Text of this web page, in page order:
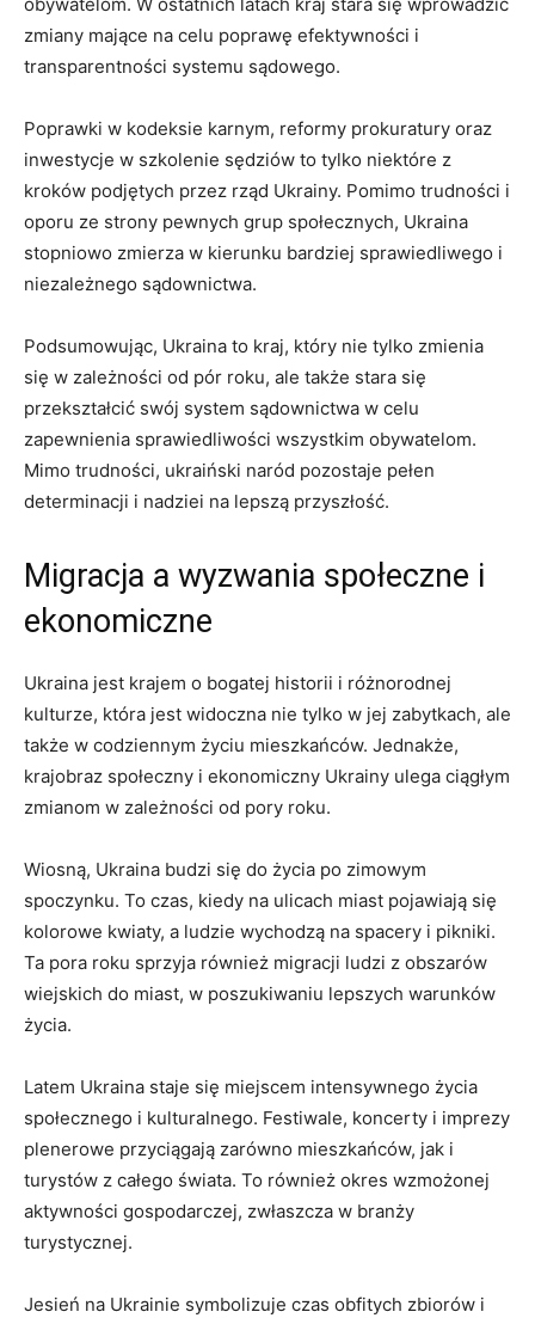
obywatelom. W ostatnich latach‌ kraj stara się wprowadzić
zmiany mające na celu poprawę efektywności i
transparentności systemu‌ sądowego.
Poprawki w kodeksie karnym, reformy prokuratury oraz
inwestycje w szkolenie sędziów to tylko niektóre z
kroków podjętych ​przez rząd Ukrainy. Pomimo trudności i
oporu ze strony pewnych grup społecznych, Ukraina
stopniowo zmierza w kierunku ‍bardziej sprawiedliwego i​
niezależnego sądownictwa.
Podsumowując, Ukraina to kraj, który nie tylko zmienia
się w zależności od pór roku, ale także stara się
przekształcić‍ swój‌ system​ sądownictwa​ w celu
zapewnienia sprawiedliwości wszystkim obywatelom.
Mimo trudności, ukraiński naród pozostaje⁤ pełen
determinacji⁤ i nadziei na lepszą‍ przyszłość.
Migracja a wyzwania społeczne ‍i
ekonomiczne
Ukraina jest ​krajem o ‍bogatej historii i różnorodnej
kulturze, która ⁤jest widoczna nie tylko w jej zabytkach, ⁤ale
także w⁢ codziennym życiu mieszkańców. Jednakże,
krajobraz społeczny i⁢ ekonomiczny Ukrainy ulega ciągłym
zmianom⁣ w zależności od pory ‌roku.
Wiosną, ‌Ukraina budzi się⁤ do życia po⁤ zimowym
‌spoczynku. To czas,⁢ kiedy na ulicach miast pojawiają się
kolorowe kwiaty, a ludzie wychodzą na ​spacery i ‍pikniki.
Ta pora roku sprzyja ‌również migracji ludzi z obszarów
wiejskich do miast, w poszukiwaniu​ lepszych warunków
życia.
Latem Ukraina staje ⁢się miejscem intensywnego życia
społecznego ​i kulturalnego. Festiwale, koncerty i imprezy
⁢plenerowe przyciągają zarówno mieszkańców, jak‍ i⁤
turystów z ⁣całego świata. To również okres wzmożonej⁣
aktywności gospodarczej, zwłaszcza w branży
turystycznej.
Jesień na Ukrainie symbolizuje czas obfitych zbiorów i‍